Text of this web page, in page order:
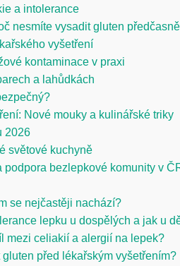
a intolerance
nesmíte vysadit gluten předčasně
vyšetření
kontaminace v praxi
a lahůdkách
Nové mouky a kulinářské triky
2026
světové kuchyně
podpora bezlepkové komunity v
se nejčastěji nachází?
lepku u dospělých a jak u
mezi celiakií a alergií na lepek?
před lékařským vyšetřením?